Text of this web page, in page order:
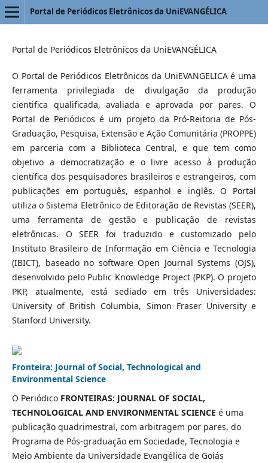
Portal de Periódicos Eletrônicos da UniEVANGÉLICA
Portal de Periódicos Eletrônicos da UniEVANGÉLICA
O Portal de Periódicos Eletrônicos da UniEVANGELICA é uma
ferramenta privilegiada de divulgação da produção
cientifica qualificada, avaliada e aprovada por pares. O
Portal de Periódicos é um projeto da Pró-Reitoria de Pós-
Graduação, Pesquisa, Extensão e Ação Comunitária (PROPPE)
em parceria com a Biblioteca Central, e que tem como
objetivo a democratização e o livre acesso à produção
científica dos pesquisadores brasileiros e estrangeiros, com
publicações em português, espanhol e inglês. O Portal
utiliza o Sistema Eletrônico de Editoração de Revistas (SEER),
uma ferramenta de gestão e publicação de revistas
eletrônicas. O SEER foi traduzido e customizado pelo
Instituto Brasileiro de Informação em Ciência e Tecnologia
(IBICT), baseado no software Open Journal Systems (OJS),
desenvolvido pelo Public Knowledge Project (PKP). O projeto
PKP, atualmente, está sediado em três Universidades:
University of British Columbia, Simon Fraser University e
Stanford University.
Fronteira: Journal of Social, Technological and
Environmental Science
O Periódico FRONTEIRAS: JOURNAL OF SOCIAL,
TECHNOLOGICAL AND ENVIRONMENTAL SCIENCE é uma
publicação quadrimestral, com arbitragem por pares, do
Programa de Pós-graduação em Sociedade, Tecnologia e
Meio Ambiente da Universidade Evangélica de Goiás